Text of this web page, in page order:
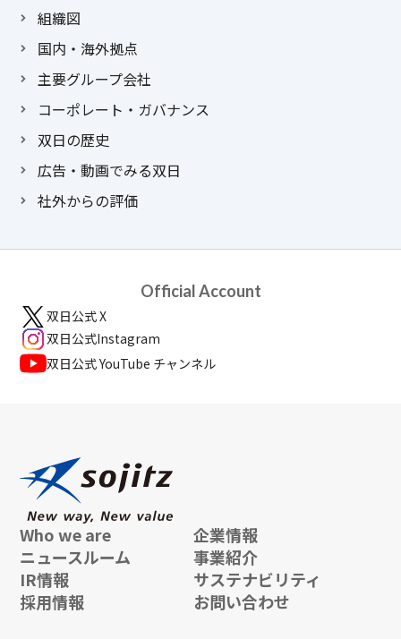
組織図
国内・海外拠点
主要グループ会社
コーポレート・ガバナンス
双日の歴史
広告・動画でみる双日
社外からの評価
Official Account
双日公式 X
双日公式Instagram
双日公式 YouTube チャンネル
Who we are
企業情報
ニュースルーム
事業紹介
IR情報
サステナビリティ
採用情報
お問い合わせ